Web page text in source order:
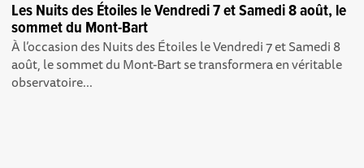
Les Nuits des Étoiles le Vendredi 7 et Samedi 8 août, le
sommet du Mont-Bart
À l’occasion des Nuits des Étoiles le Vendredi 7 et Samedi 8
août, le sommet du Mont-Bart se transformera en véritable
observatoire...